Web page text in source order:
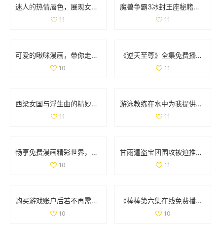
迷人的热情唇色，展现女性独特韵味与魅力
11
魔兽争霸3冰封王座秘籍全解析，助你轻松通关游戏
11
可爱的啾咪漫画，带你走进奇幻的二次元世界
10
《逆天至尊》全集免费播放，尽享精彩剧情和热血冒险之旅
11
西梁女国与浮生曲的精妙连接与创作过程探讨
11
游泳教练在水中为我提供专业指导的精彩瞬间
11
畅享免费漫画精彩世界，轻松进入漫漫漫画入口页面
10
甘雨遭盗宝团围攻被迫推离现场 引发网友热议
11
购买游戏账户后若不再需要，是否可以申请退款
10
《棒棒第六集在线免费播放方法分享与观看体验》
10